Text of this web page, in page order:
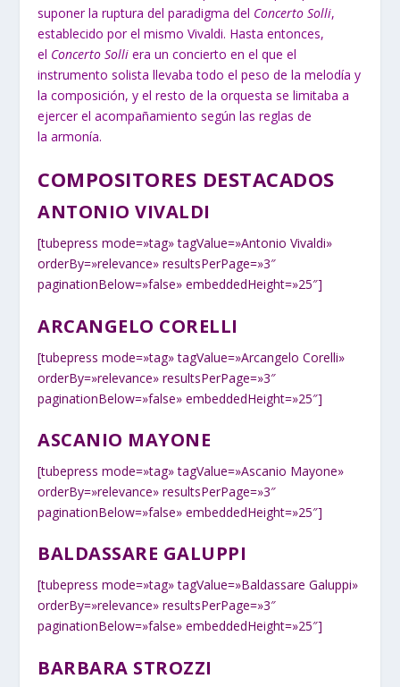
suponer la ruptura del paradigma del Concerto Solli,
establecido por el mismo Vivaldi. Hasta entonces,
el Concerto Solli era un concierto en el que el
instrumento solista llevaba todo el peso de la melodía y
la composición, y el resto de la orquesta se limitaba a
ejercer el acompañamiento según las reglas de
la armonía.
COMPOSITORES DESTACADOS
ANTONIO VIVALDI
[tubepress mode=»tag» tagValue=»Antonio Vivaldi»
orderBy=»relevance» resultsPerPage=»3″
paginationBelow=»false» embeddedHeight=»25″]
ARCANGELO CORELLI
[tubepress mode=»tag» tagValue=»Arcangelo Corelli»
orderBy=»relevance» resultsPerPage=»3″
paginationBelow=»false» embeddedHeight=»25″]
ASCANIO MAYONE
[tubepress mode=»tag» tagValue=»Ascanio Mayone»
orderBy=»relevance» resultsPerPage=»3″
paginationBelow=»false» embeddedHeight=»25″]
BALDASSARE GALUPPI
[tubepress mode=»tag» tagValue=»Baldassare Galuppi»
orderBy=»relevance» resultsPerPage=»3″
paginationBelow=»false» embeddedHeight=»25″]
BARBARA STROZZI